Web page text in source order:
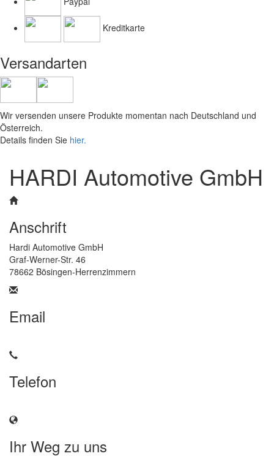
Kreditkarte
Versandarten
Wir versenden unsere Produkte momentan nach Deutschland und
Österreich.
Details finden Sie hier.
HARDI Automotive GmbH
Anschrift
Hardi Automotive GmbH
Graf-Werner-Str. 46
78662 Bösingen-Herrenzimmern
Email
Telefon
Ihr Weg zu uns